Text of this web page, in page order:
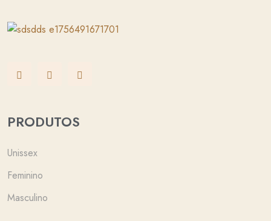
PRODUTOS
Unissex
Feminino
Masculino